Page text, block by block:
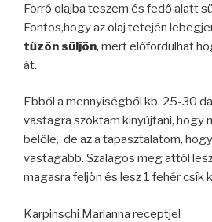
Forró olajba teszem és fedő alatt
Fontos,hogy az olaj tetején
tűzön süljön, mert előfordulhat
át.
Ebből a mennyiségből kb. 25-30
vastagra szoktam kinyújtani, hogy
belőle, de az a tapasztalatom,
vastagabb. Szalagos meg attól
magasra feljön és lesz 1 fehér csík
Karpinschi Marianna receptje!